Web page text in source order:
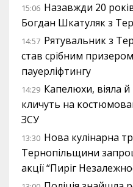
15:06 Назавжди 20
Богдан Шкатуляк з
14:57 Рятувальник з
став срібним
пауерліфтингу
14:29 Капелюхи, віяла й
кличуть на
ЗСУ
13:30 Нова кулінарна
Тернопільщини
акції “Пиріг